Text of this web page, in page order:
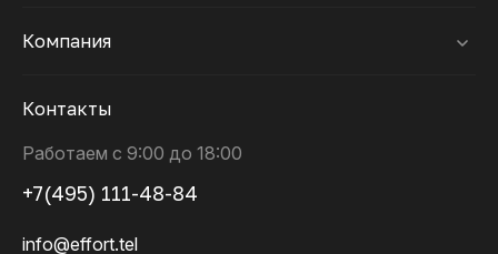
Компания
Контакты
Работаем с 9:00 до 18:00
+7(495) 111-48-84
info@effort.tel